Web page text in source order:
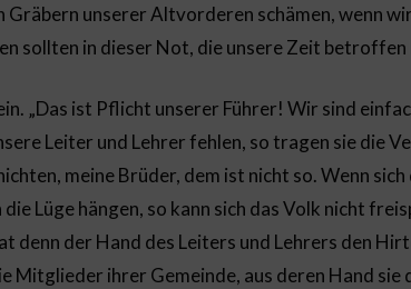
unserer Altvorderen schämen, wenn
sollten in dieser Not, die unsere Zeit betroffen
„Das ist Pflicht unserer Führer! Wir sind
Leiter und Lehrer fehlen, so tragen sie die
meine Brüder, dem ist nicht so. Wenn
Lüge hängen, so kann sich das Volk nicht
denn der Hand des Leiters und Lehrers den
Mitglieder ihrer Gemeinde, aus deren Hand sie